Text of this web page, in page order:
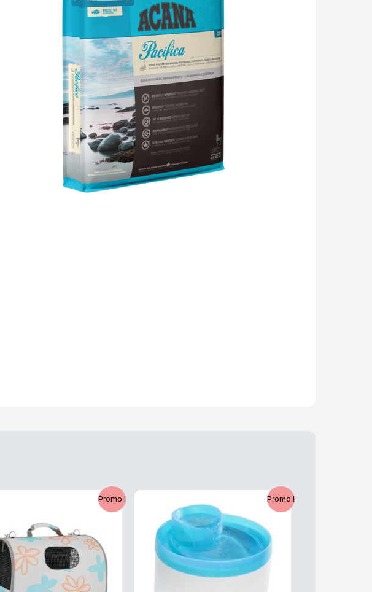
Promo !
€.31,99 €.
Promo !
initial
était :
25,99 €.
prix
actuel
est :